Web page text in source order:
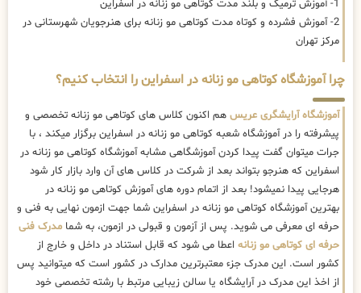
1- آموزش ترمیک و بلند مدت کوتاهی مو زنانه در اسفراین
2- آموزش فشرده و کوتاه مدت کوتاهی مو زنانه برای هنرجویان شهرستانی در
مرکز تهران
چرا آموزشگاه کوتاهی مو زنانه در اسفراین را انتخاب کنیم؟
آموزشگاه آرایشگری عریس هم اکنون کلاس های کوتاهی مو زنانه تخصصی و
پیشرفته را در آموزشگاه شعبه کوتاهی مو زنانه در اسفراین برگزار میکند ، با
جرات میتوان گفت پیدا کردن آموزشگاهی مشابه آموزشگاه کوتاهی مو زنانه در
اسفراین که هنرجو بتواند بعد از شرکت در کلاس های آن وارد بازار کار شود
هرجایی پیدا نمیشود! بعد از اتمام دوره های آموزش کوتاهی مو زنانه در
بهترین آموزشگاه کوتاهی مو زنانه در اسفراین شما جهت ازمون نهایی به فنی و
حرفه ای معرفی می شوید. پس از آزمون و قبولی در ازمون، به شما مدرک فنی
حرفه ای کوتاهی مو زنانه اعطا می شود که قابل استناد در داخل و خارج از
کشور است. این مدرک جزء معتبرترین مدارک در کشور است که میتوانید پس
از اخذ این مدرک در آرایشگاه یا سالن زیبایی مرتبط با رشته تخصصی خود